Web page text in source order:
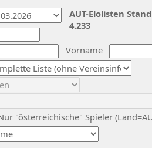
Vorname
"österreichische" Spieler
AUT-Elolisten
4.233